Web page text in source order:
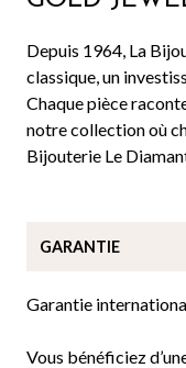
Depuis 1964, La
classique, un
Chaque pièce
notre collection où
Bijouterie Le
Garantie
Vous bénéficiez
GARANTIE